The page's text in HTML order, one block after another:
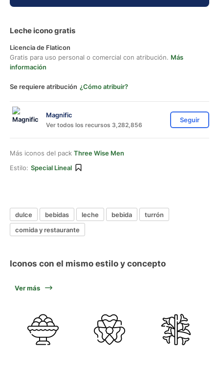
Leche icono gratis
Licencia de Flaticon
Gratis para uso personal o comercial con atribución. Más
información
Se requiere atribución ¿Cómo atribuir?
Magnific
Ver todos los recursos 3,282,856
Seguir
Más iconos del pack Three Wise Men
Estilo: Special Lineal
dulce bebidas leche bebida
turrón
comida y restaurante
Iconos con el mismo estilo y concepto
Ver más